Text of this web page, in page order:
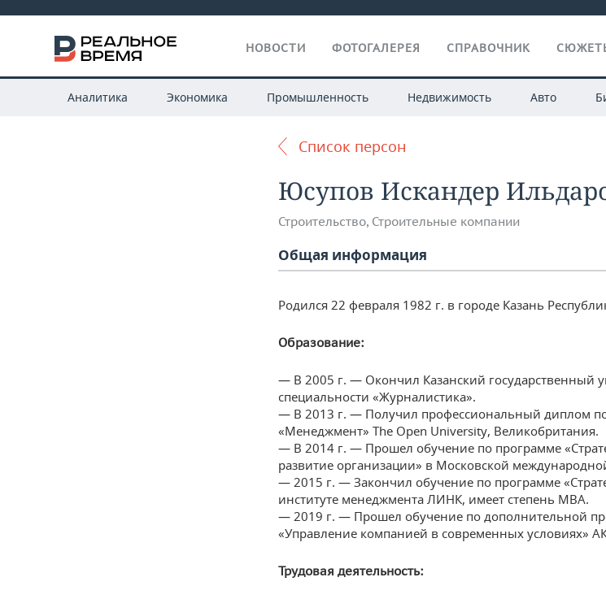
НОВОСТИ ФОТОГАЛЕРЕЯ СПРАВОЧНИК
Аналитика Экономика Промышленность Недвижимость Авто
Список персон
Юсупов Искандер
Строительство, Строительные компании
Общая информация
Родился 22 февраля 1982 г. в городе Казань
Образование:
— В 2005 г. — Окончил Казанский государственный
специальности «Журналистика».
— В 2013 г. — Получил профессиональный диплом
«Менеджмент» The Open University, Великобритания.
— В 2014 г. — Прошел обучение по программе
развитие организации» в Московской
— 2015 г. — Закончил обучение по программе
институте менеджмента ЛИНК, имеет степень MBA.
— 2019 г. — Прошел обучение по дополнительной
«Управление компанией в современных условиях»
Трудовая деятельность: